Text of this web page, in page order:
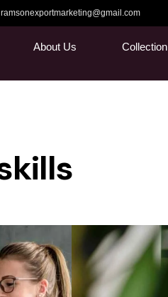
ramsonexportmarketing@gmail.com
About Us Collection